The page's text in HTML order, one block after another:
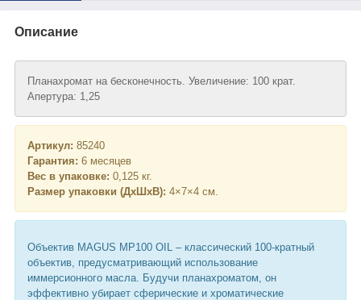
Описание
Планахромат на бесконечность. Увеличение: 100 крат.
Апертура: 1,25
Артикул: 85240
Гарантия: 6 месяцев
Вес в упаковке: 0,125 кг.
Размер упаковки (ДхШхВ): 4×7×4 см.
Объектив MAGUS MP100 OIL – классический 100-кратный
объектив, предусматривающий использование
иммерсионного масла. Будучи планахроматом, он
эффективно убирает сферические и хроматические